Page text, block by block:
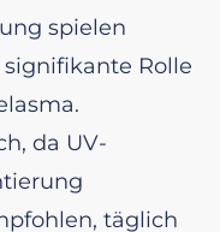
spielen
Rolle
da UV-
täglich